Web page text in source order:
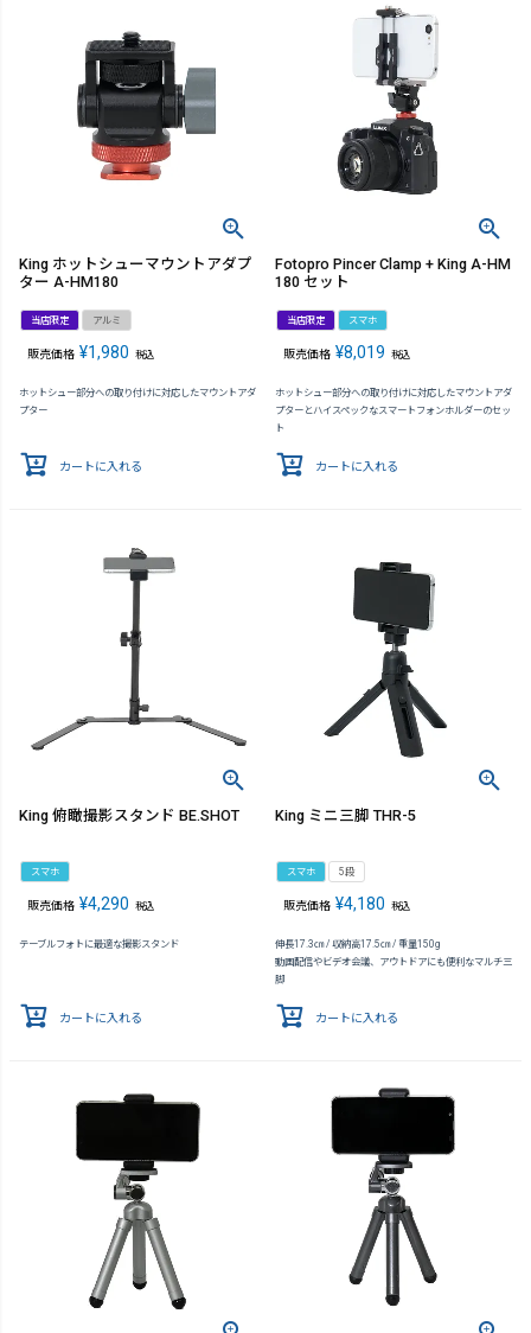
King ホットシューマウントアダプ
ター A-HM180
当店限定 アルミ
販売価格 ¥1,980 税込
ホットシュー部分への取り付けに対応したマウントアダ
プター
カートに入れる
Fotopro Pincer Clamp + King A-HM
180 セット
当店限定 スマホ
販売価格 ¥8,019 税込
ホットシュー部分への取り付けに対応したマウントアダ
プターとハイスペックなスマートフォンホルダーのセッ
ト
カートに入れる
King 俯瞰撮影スタンド BE.SHOT
スマホ
販売価格 ¥4,290 税込
テーブルフォトに最適な撮影スタンド
カートに入れる
King ミニ三脚 THR-5
スマホ 5段
販売価格 ¥4,180 税込
伸長17.3㎝ / 収納高17.5㎝ / 重量150g
動画配信やビデオ会議、アウトドアにも便利なマルチ三
脚
カートに入れる